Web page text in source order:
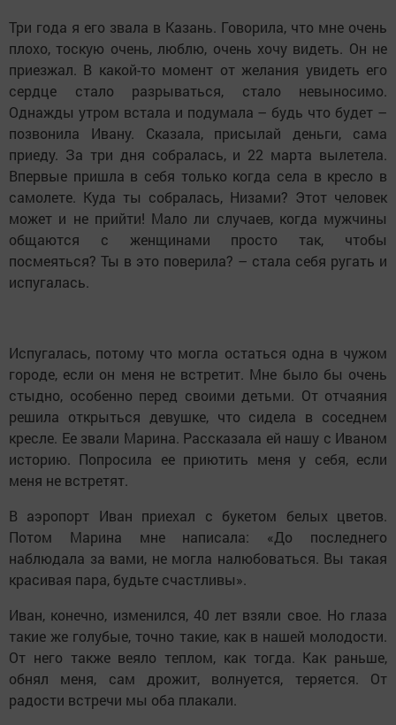
Три года я его звала в Казань. Говорила, что мне очень
плохо, тоскую очень, люблю, очень хочу видеть. Он не
приезжал. В какой-то момент от желания увидеть его
сердце стало разрываться, стало невыносимо.
Однажды утром встала и подумала – будь что будет –
позвонила Ивану. Сказала, присылай деньги, сама
приеду. За три дня собралась, и 22 марта вылетела.
Впервые пришла в себя только когда села в кресло в
самолете. Куда ты собралась, Низами? Этот человек
может и не прийти! Мало ли случаев, когда мужчины
общаются с женщинами просто так, чтобы
посмеяться? Ты в это поверила? – стала себя ругать и
испугалась.
Испугалась, потому что могла остаться одна в чужом
городе, если он меня не встретит. Мне было бы очень
стыдно, особенно перед своими детьми. От отчаяния
решила открыться девушке, что сидела в соседнем
кресле. Ее звали Марина. Рассказала ей нашу с Иваном
историю. Попросила ее приютить меня у себя, если
меня не встретят.
В аэропорт Иван приехал с букетом белых цветов.
Потом Марина мне написала: «До последнего
наблюдала за вами, не могла налюбоваться. Вы такая
красивая пара, будьте счастливы».
Иван, конечно, изменился, 40 лет взяли свое. Но глаза
такие же голубые, точно такие, как в нашей молодости.
От него также веяло теплом, как тогда. Как раньше,
обнял меня, сам дрожит, волнуется, теряется. От
радости встречи мы оба плакали.